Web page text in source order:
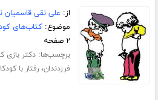
از: علی نقی قاسمیان
موضوع:کتاب‌های
۲ صفحه
برچسب‌ها:دکتر بازی
فرزدندان،رفتار با